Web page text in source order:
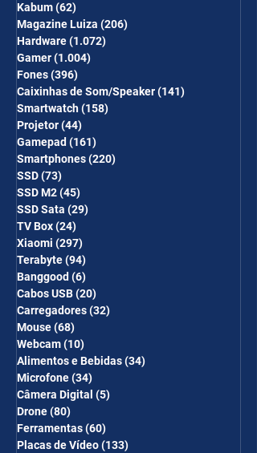
Kabum(62)
Magazine Luiza (206)
Hardware(1.072)
Gamer(1.004)
Fones(396)
Caixinhas de Som/Speaker(141)
Smartwatch(158)
Projetor(44)
Gamepad (161)
Smartphones(220)
SSD(73)
SSD M2(45)
SSD Sata (29)
TV Box(24)
Xiaomi (297)
Terabyte(94)
Banggood (6)
Cabos USB(20)
Carregadores(32)
Mouse(68)
Webcam(10)
Alimentos e Bebidas(34)
Microfone(34)
Câmera Digital (5)
Drone(80)
Ferramentas(60)
Placas de Vídeo(133)